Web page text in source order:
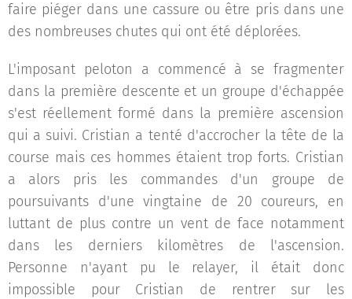
faire piéger dans une cassure ou être pris dans une
des nombreuses chutes qui ont été déplorées.
L'imposant peloton a commencé à se fragmenter
dans la première descente et un groupe d'échappée
s'est réellement formé dans la première ascension
qui a suivi. Cristian a tenté d'accrocher la tête de la
course mais ces hommes étaient trop forts. Cristian
a alors pris les commandes d'un groupe de
poursuivants d'une vingtaine de 20 coureurs, en
luttant de plus contre un vent de face notamment
dans les derniers kilomètres de l'ascension.
Personne n'ayant pu le relayer, il était donc
impossible pour Cristian de rentrer sur les